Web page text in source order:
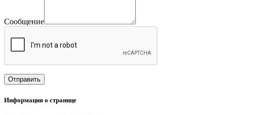
Сообщение
Информация о странице